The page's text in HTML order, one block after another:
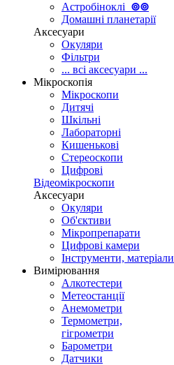
Астробіноклі ⊚⊚
Домашні планетарії
Аксесуари
Окуляри
Фільтри
... всі аксесуари ...
Мікроскопія
Мікроскопи
Дитячі
Шкільні
Лабораторні
Кишенькові
Стереоскопи
Цифрові
Відеомікроскопи
Аксесуари
Окуляри
Об'єктиви
Мікропрепарати
Цифрові камери
Інструменти, матеріали
Вимірювання
Алкотестери
Метеостанції
Анемометри
Термометри,
гігрометри
Барометри
Датчики